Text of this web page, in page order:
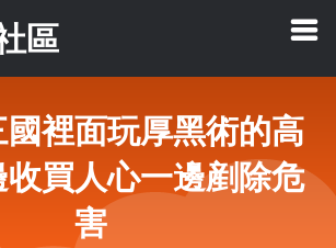
區
裡面玩厚黑術的高
買人心一邊剷除危
害